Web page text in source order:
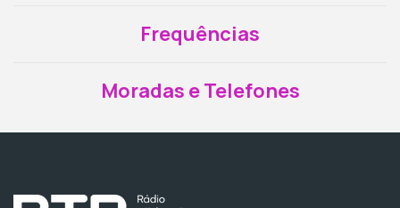
Frequências
Moradas e Telefones